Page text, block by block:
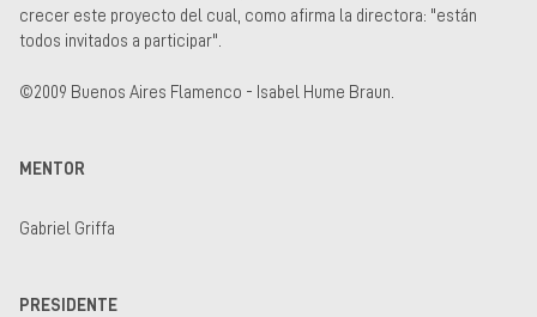
crecer este proyecto del cual, como afirma la directora: "están
todos invitados a participar".
©2009 Buenos Aires Flamenco - Isabel Hume Braun.
MENTOR
Gabriel Griffa
PRESIDENTE